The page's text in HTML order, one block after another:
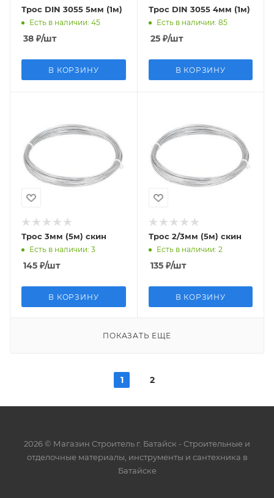
Трос DIN 3055 5мм (1м)
Есть в наличии: 45
38 ₽/шт
В КОРЗИНУ
Трос DIN 3055 4мм (1м)
Есть в наличии: 85
25₽/шт
В КОРЗИНУ
Трос 3мм (5м) скин
Есть в наличии: 3
145 ₽/шт
В КОРЗИНУ
Трос 2/3мм (5м) скин
Есть в наличии: 2
135₽/шт
В КОРЗИНУ
ПОКАЗАТЬ ЕЩЕ
1 2
2026 © Магазин Строитель г. Батайск - Cтроительные и
отделочные материалы, инструменты и сантехника в
Батайске